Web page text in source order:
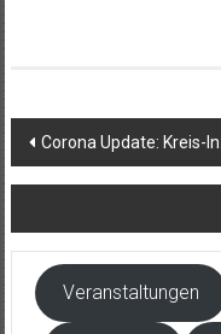
Corona Update: Kreis-
Veranstaltungen